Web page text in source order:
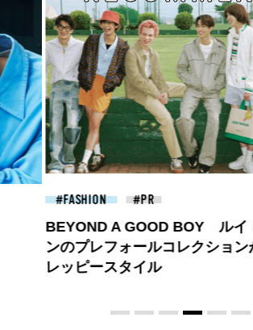
FASHION
ロエベの新しい世界へようこそ
コントラストとレイヤードの先
喜び、明るいスピリット